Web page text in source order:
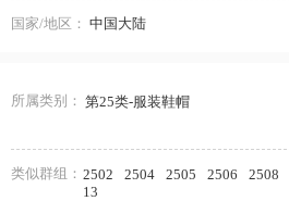
国家/地区： 中国大陆
所属类别： 第25类-服装鞋帽
类似群组： 2502 2504 2505 2506 2508
13